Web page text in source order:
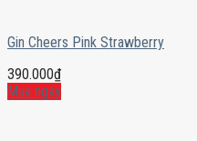
Gin Cheers Pink Strawberry
390.000₫
Mua ngay